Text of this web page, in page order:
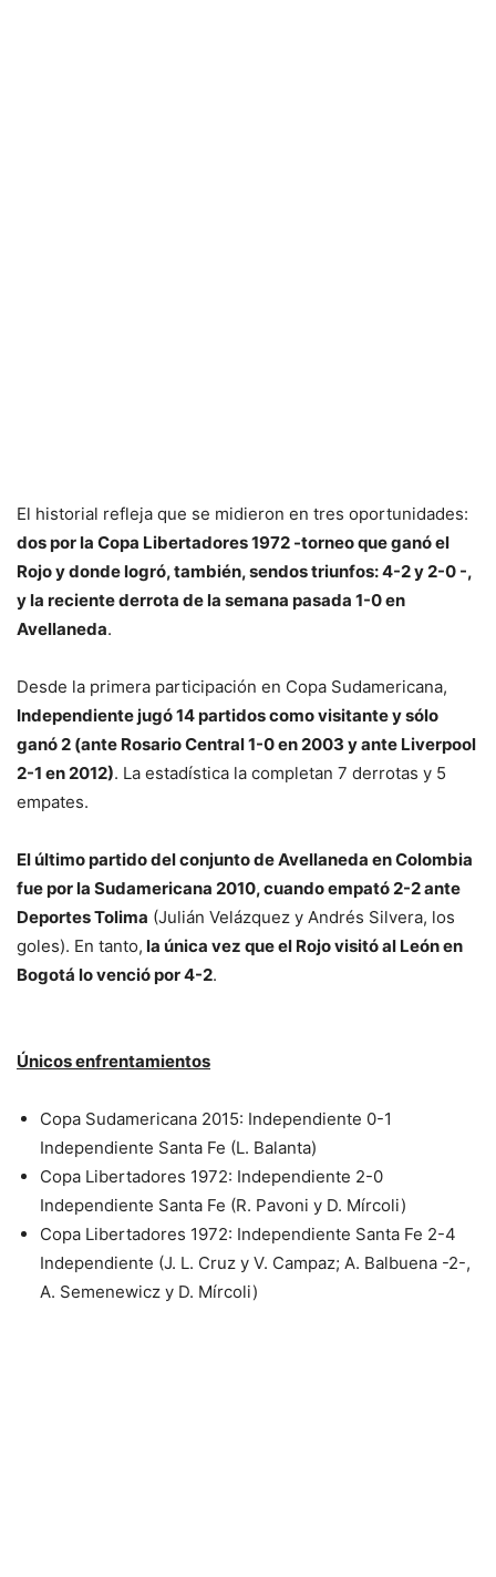
El historial refleja que se midieron en tres oportunidades:
dos por la Copa Libertadores 1972 -torneo que ganó el
Rojo y donde logró, también, sendos triunfos: 4-2 y 2-0 -,
y la reciente derrota de la semana pasada 1-0 en
Avellaneda.
Desde la primera participación en Copa Sudamericana,
Independiente jugó 14 partidos como visitante y sólo
ganó 2 (ante Rosario Central 1-0 en 2003 y ante Liverpool
2-1 en 2012). La estadística la completan 7 derrotas y 5
empates.
El último partido del conjunto de Avellaneda en Colombia
fue por la Sudamericana 2010, cuando empató 2-2 ante
Deportes Tolima (Julián Velázquez y Andrés Silvera, los
goles). En tanto, la única vez que el Rojo visitó al León en
Bogotá lo venció por 4-2.
Únicos enfrentamientos
Copa Sudamericana 2015: Independiente 0-1
Independiente Santa Fe (L. Balanta)
Copa Libertadores 1972: Independiente 2-0
Independiente Santa Fe (R. Pavoni y D. Mírcoli)
Copa Libertadores 1972: Independiente Santa Fe 2-4
Independiente (J. L. Cruz y V. Campaz; A. Balbuena -2-,
A. Semenewicz y D. Mírcoli)